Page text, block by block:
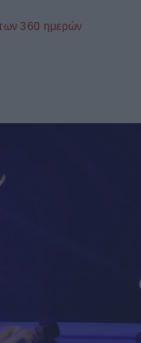
360 ημερών